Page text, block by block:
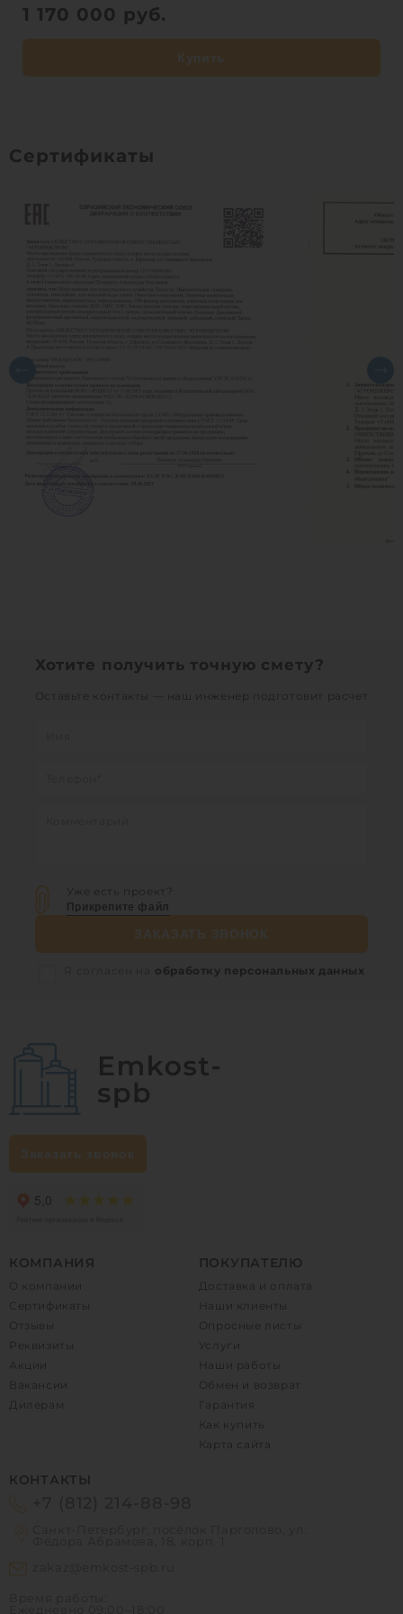
1 170 000 руб.
Сертификаты
Хотите получить точную смету?
Оставьте контакты — наш инженер подготовит расчет
Уже есть проект?
Прикрепите файл
обработку персональных данных
КОМПАНИЯ
О компании
Сертификаты
Реквизиты
Акции
Вакансии
Дилерам
ПОКУПАТЕЛЮ
Доставка и оплата
Наши клиенты
Опросные листы
Услуги
Наши работы
Обмен и возврат
Гарантия
Как купить
Карта сайта
КОНТАКТЫ